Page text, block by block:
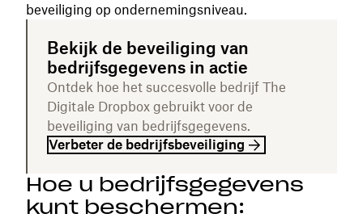
beveiliging op ondernemingsniveau.
Bekijk de beveiliging van
bedrijfsgegevens in actie
Ontdek hoe het succesvolle bedrijf The
Digitale Dropbox gebruikt voor de
beveiliging van bedrijfsgegevens.
Verbeter de bedrijfsbeveiliging
Hoe u bedrijfsgegevens
kunt beschermen: